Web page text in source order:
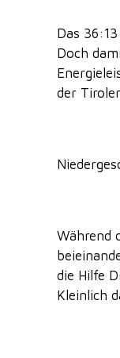
Das
Doch
der
Während
die Hilfe
Kleinlich